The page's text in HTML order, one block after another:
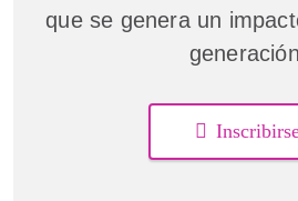
que se genera un